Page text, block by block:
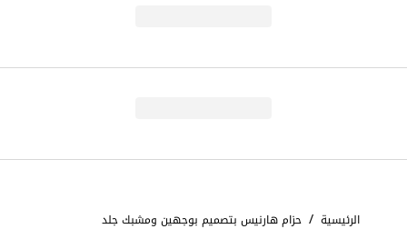
الرئيسية / حزام هارنيس بتصميم بوجهين ومشبك جلد